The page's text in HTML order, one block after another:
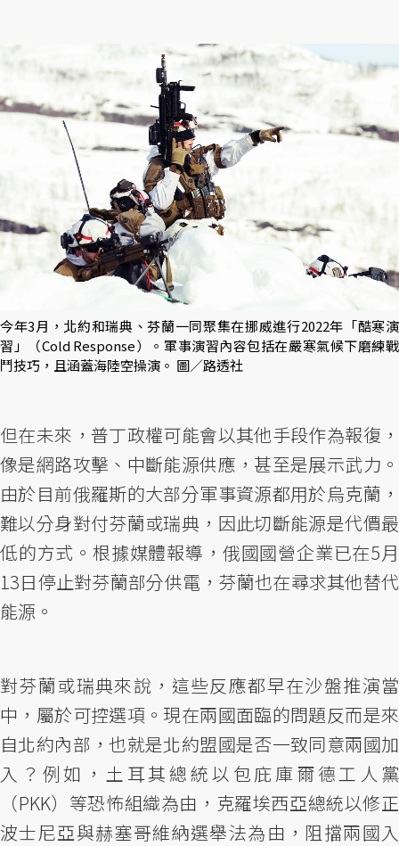
今年3月，北約和瑞典、芬蘭一同聚集在挪威進行2022年「酷寒演
習」（Cold Response）。軍事演習內容包括在嚴寒氣候下磨練戰
鬥技巧，且涵蓋海陸空操演。 圖／路透社
但在未來，普丁政權可能會以其他手段作為報復，
像是網路攻擊、中斷能源供應，甚至是展示武力。
由於目前俄羅斯的大部分軍事資源都用於烏克蘭，
難以分身對付芬蘭或瑞典，因此切斷能源是代價最
低的方式。根據媒體報導，俄國國營企業已在5月
13日停止對芬蘭部分供電，芬蘭也在尋求其他替代
能源。
對芬蘭或瑞典來說，這些反應都早在沙盤推演當
中，屬於可控選項。現在兩國面臨的問題反而是來
自北約內部，也就是北約盟國是否一致同意兩國加
入？例如，土耳其總統以包庇庫爾德工人黨
（PKK）等恐怖組織為由，克羅埃西亞總統以修正
波士尼亞與赫塞哥維納選舉法為由，阻擋兩國入